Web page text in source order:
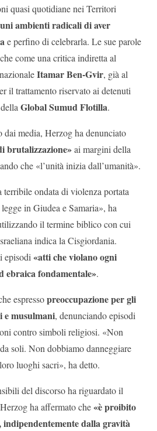
quasi quotidiane nei Territori
ambienti radicali di aver
e perfino di celebrarla. Le sue parole
come una critica indiretta al
Itamar Ben-Gvir, già al
il trattamento riservato ai detenuti
Global Sumud Flotilla.
dai media, Herzog ha denunciato
brutalizzazione»ai margini della
che «l’unità inizia dall’umanità».
terribile ondata di violenza portata
in Giudea e Samaria», ha
il termine biblico con cui
indica la Cisgiordania.
episodi«atti che violano ogni
ebraica fondamentale».
espressopreoccupazione per gli
e musulmani, denunciando episodi
contro simboli religiosi. «Non
soli. Non dobbiamo danneggiare
luoghi sacri», ha detto.
del discorso ha riguardato il
ha affermato che«è proibito
dalla gravità